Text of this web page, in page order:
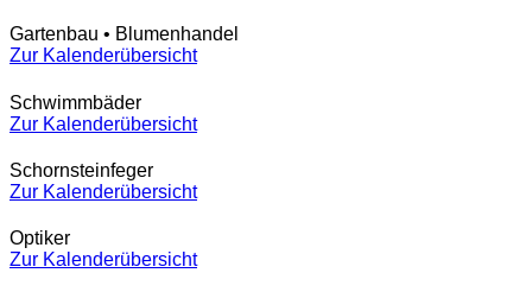
Gartenbau • Blumenhandel
Zur Kalenderübersicht
Schwimmbäder
Zur Kalenderübersicht
Schornsteinfeger
Zur Kalenderübersicht
Optiker
Zur Kalenderübersicht